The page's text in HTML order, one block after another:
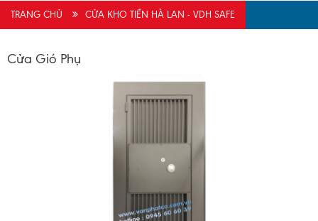
Anh Phong vừa đăng kí tư vấn mua hàng(07/08/2026)
Chị Nga vừa đăng kí tư vấn(07/08/2026)
TRANG CHỦ CỬA KHO TIỀN HÀ LAN - VDH SAFE
Cửa Gió Phụ